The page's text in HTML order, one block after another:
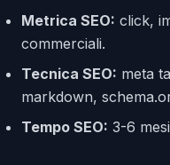
Metrica SEO: click,
commerciali.
Tecnica SEO: meta
markdown,
Tempo SEO: 3-6